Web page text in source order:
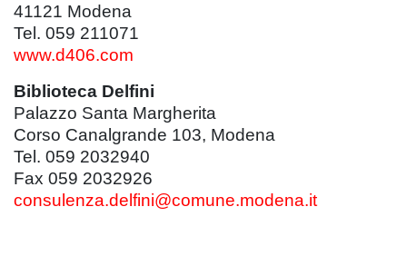
41121 Modena
Tel. 059 211071
www.d406.com
Biblioteca Delfini
Palazzo Santa Margherita
Corso Canalgrande 103, Modena
Tel. 059 2032940
Fax 059 2032926
consulenza.delfini@comune.modena.it